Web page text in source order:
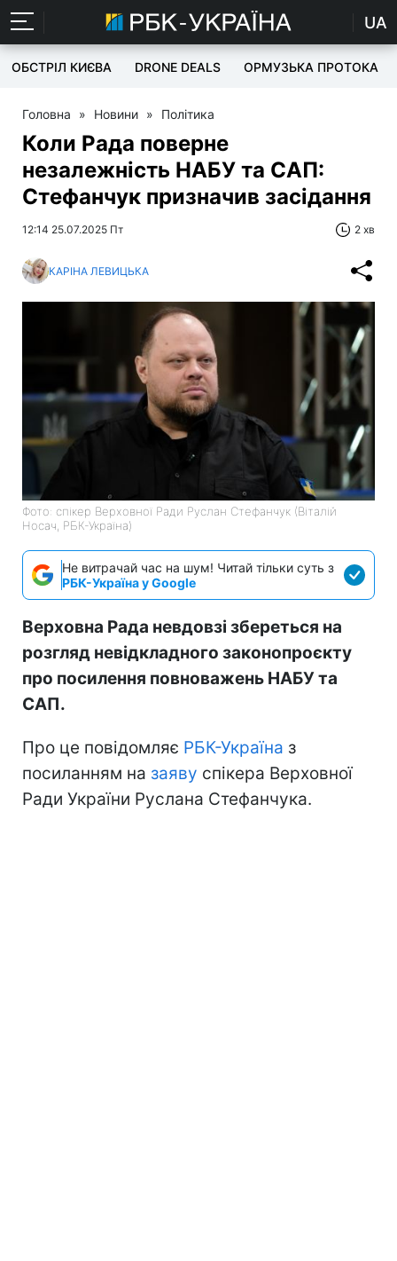
UA
ОБСТРІЛ КИЄВА DRONE DEALS ОРМУЗЬКА ПРОТОКА
Головна » Новини » Політика
Коли Рада поверне
незалежність НАБУ та САП:
Стефанчук призначив засідання
12:14 25.07.2025 Пт 2 хв
КАРІНА ЛЕВИЦЬКА
Фото: спікер Верховної Ради Руслан Стефанчук (Віталій
Носач, РБК-Україна)
Не витрачай час на шум! Читай тільки суть з
РБК-Україна у Google
Верховна Рада невдовзі збереться на
розгляд невідкладного законопроєкту
про посилення повноважень НАБУ та
САП.
Про це повідомляє РБК-Україна з
посиланням на заяву спікера Верховної
Ради України Руслана Стефанчука.